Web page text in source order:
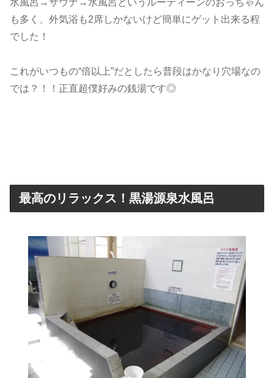
も多く、外気浴も2席しかないけど簡単にゲット出来る程
でした！
これがいつもの“倍以上”だとしたら普段はかなり穴場なの
では？！！正直超僕好みの銭湯です◎
最高のリラックス！黒湯源泉水風呂